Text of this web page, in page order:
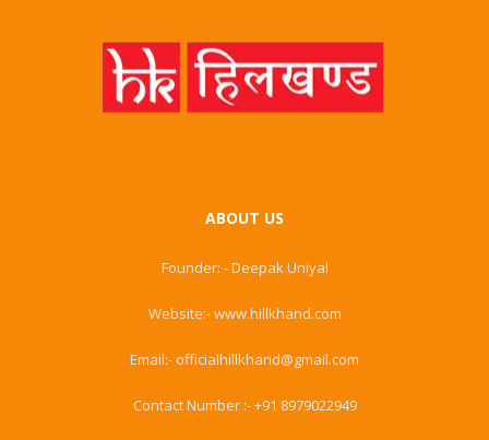
ABOUT US
Founder: - Deepak Uniyal
Website:- www.hillkhand.com
Email:- officialhillkhand@gmail.com
Contact Number :- +91 8979022949